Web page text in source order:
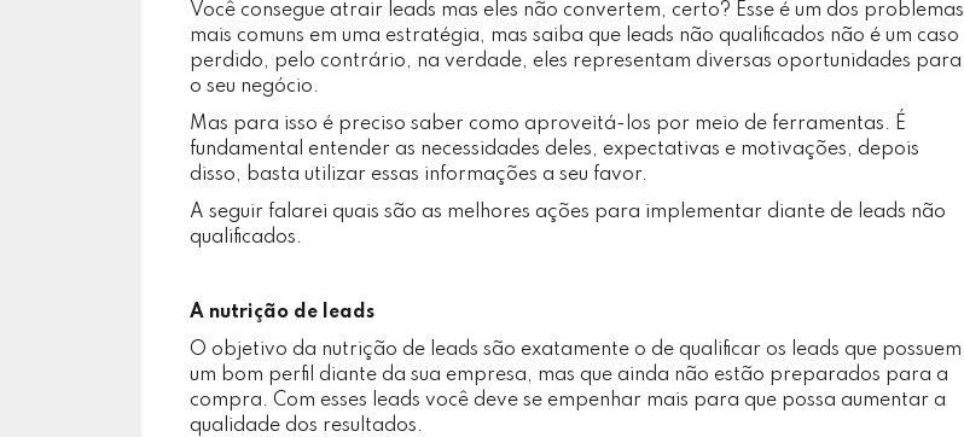
Você consegue atrair leads mas eles não convertem, certo? Esse é um dos problemas
mais comuns em uma estratégia, mas saiba que leads não qualificados não é um caso
perdido, pelo contrário, na verdade, eles representam diversas oportunidades para
o seu negócio.
Mas para isso é preciso saber como aproveitá-los por meio de ferramentas. É
fundamental entender as necessidades deles, expectativas e motivações, depois
disso, basta utilizar essas informações a seu favor.
A seguir falarei quais são as melhores ações para implementar diante de leads não
qualificados.
A nutrição de leads
O objetivo da nutrição de leads são exatamente o de qualificar os leads que possuem
um bom perfil diante da sua empresa, mas que ainda não estão preparados para a
compra. Com esses leads você deve se empenhar mais para que possa aumentar a
qualidade dos resultados.